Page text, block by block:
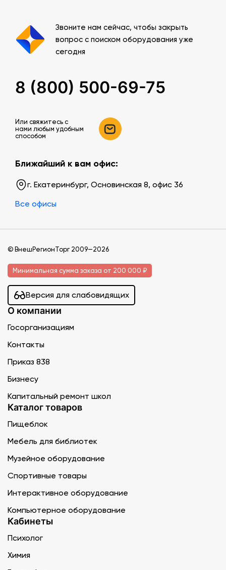
Звоните нам сейчас, чтобы закрыть
вопрос с поиском оборудования уже
сегодня
8 (800) 500-69-75
Или свяжитесь c
нами любым удобным
способом
Ближайший к вам офис:
г. Екатеринбург, Основинская 8, офис 36
Все офисы
© ВнешРегионТорг 2009—2026
Минимальная сумма заказа от 200 000 ₽
Версия для слабовидящих
О компании
Госорганизациям
Контакты
Приказ 838
Бизнесу
Капитальный ремонт школ
Каталог товаров
Пищеблок
Мебель для библиотек
Музейное оборудование
Спортивные товары
Интерактивное оборудование
Компьютерное оборудование
Кабинеты
Психолог
Химия